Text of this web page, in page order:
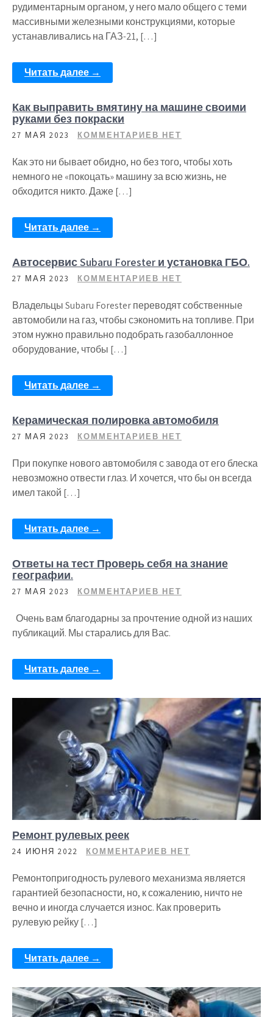
рудиментарным органом, у него мало общего с теми
массивными железными конструкциями, которые
устанавливались на ГАЗ-21, […]
Читать далее →
Как выправить вмятину на машине своими
руками без покраски
27 МАЯ 2023 КОММЕНТАРИЕВ НЕТ
Как это ни бывает обидно, но без того, чтобы хоть
немного не «покоцать» машину за всю жизнь, не
обходится никто. Даже […]
Читать далее →
Автосервис Subaru Forester и установка ГБО.
27 МАЯ 2023 КОММЕНТАРИЕВ НЕТ
Владельцы Subaru Forester переводят собственные
автомобили на газ, чтобы сэкономить на топливе. При
этом нужно правильно подобрать газобаллонное
оборудование, чтобы […]
Читать далее →
Керамическая полировка автомобиля
27 МАЯ 2023 КОММЕНТАРИЕВ НЕТ
При покупке нового автомобиля с завода от его блеска
невозможно отвести глаз. И хочется, что бы он всегда
имел такой […]
Читать далее →
Ответы на тест Проверь себя на знание
географии.
27 МАЯ 2023 КОММЕНТАРИЕВ НЕТ
Очень вам благодарны за прочтение одной из наших
публикаций. Мы старались для Вас.
Читать далее →
Ремонт рулевых реек
24 ИЮНЯ 2022 КОММЕНТАРИЕВ НЕТ
Ремонтопригодность рулевого механизма является
гарантией безопасности, но, к сожалению, ничто не
вечно и иногда случается износ. Как проверить
рулевую рейку […]
Читать далее →